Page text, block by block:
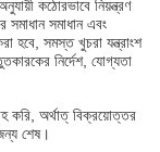
কঠোরভাবে নিয়ন্ত্রণ
সমাধান এবং
হবে, সমস্ত খুচরা যন্ত্রাংশ
নির্দেশ, যোগ্যতা
করি, অর্থাত্ বিক্রয়োত্তর
শেষ।